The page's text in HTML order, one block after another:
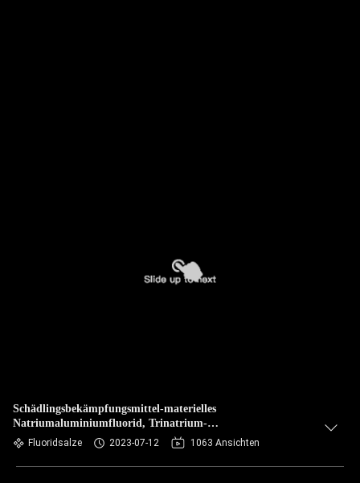
Schädlingsbekämpfungsmittel-materielles
Natriumaluminiumfluorid, Trinatrium-
Hexafluoroaluminate-Pulver
Fluoridsalze 2023-07-12 1063 Ansichten